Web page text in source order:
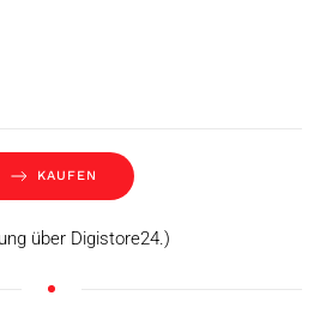
KAUFEN
über Digistore24.)